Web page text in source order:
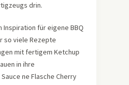
drin.
Inspiration für eigene BBQ
so viele Rezepte
mit fertigem Ketchup
in ihre
ne Flasche Cherry